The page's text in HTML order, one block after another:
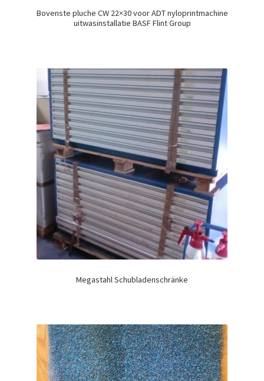
Bovenste pluche CW 22×30 voor ADT nyloprintmachine
uitwasinstallatie BASF Flint Group
Megastahl Schubladenschränke